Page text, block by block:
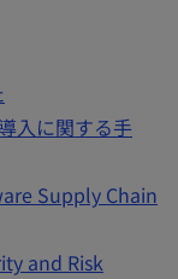
入に関する手
Supply Chain
and Risk